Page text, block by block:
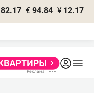
82.17 € 94.84 ¥ 12.17